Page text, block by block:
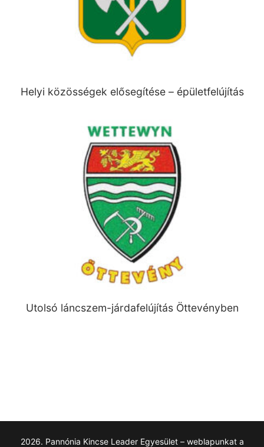
Helyi közösségek elősegítése – épületfelújítás
Utolsó láncszem-járdafelújítás Öttevényben
2026. Pannónia Kincse Leader Egyesület – weblapunkat a